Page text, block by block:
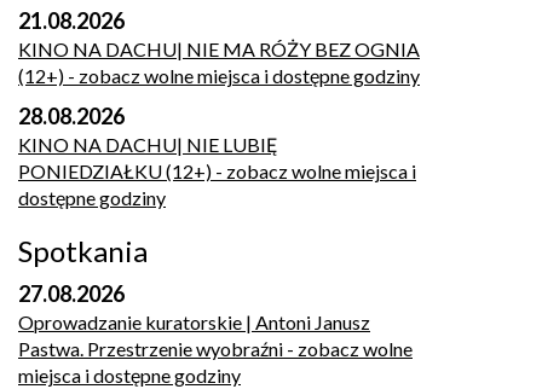
21.08.2026
KINO NA DACHU| NIE MA RÓŻY BEZ OGNIA
(12+) - zobacz wolne miejsca i dostępne godziny
28.08.2026
KINO NA DACHU| NIE LUBIĘ
PONIEDZIAŁKU (12+) - zobacz wolne miejsca i
dostępne godziny
Spotkania
27.08.2026
Oprowadzanie kuratorskie | Antoni Janusz
Pastwa. Przestrzenie wyobraźni - zobacz wolne
miejsca i dostępne godziny